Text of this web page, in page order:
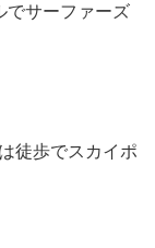
でサーファーズ
徒歩でスカイポ